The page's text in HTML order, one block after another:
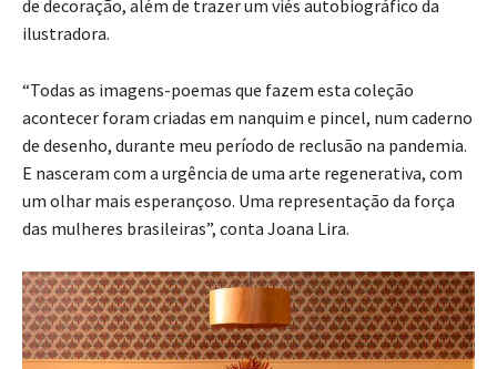
de decoração, além de trazer um viés autobiográfico da
ilustradora.
“Todas as imagens-poemas que fazem esta coleção
acontecer foram criadas em nanquim e pincel, num caderno
de desenho, durante meu período de reclusão na pandemia.
E nasceram com a urgência de uma arte regenerativa, com
um olhar mais esperançoso. Uma representação da força
das mulheres brasileiras”, conta Joana Lira.